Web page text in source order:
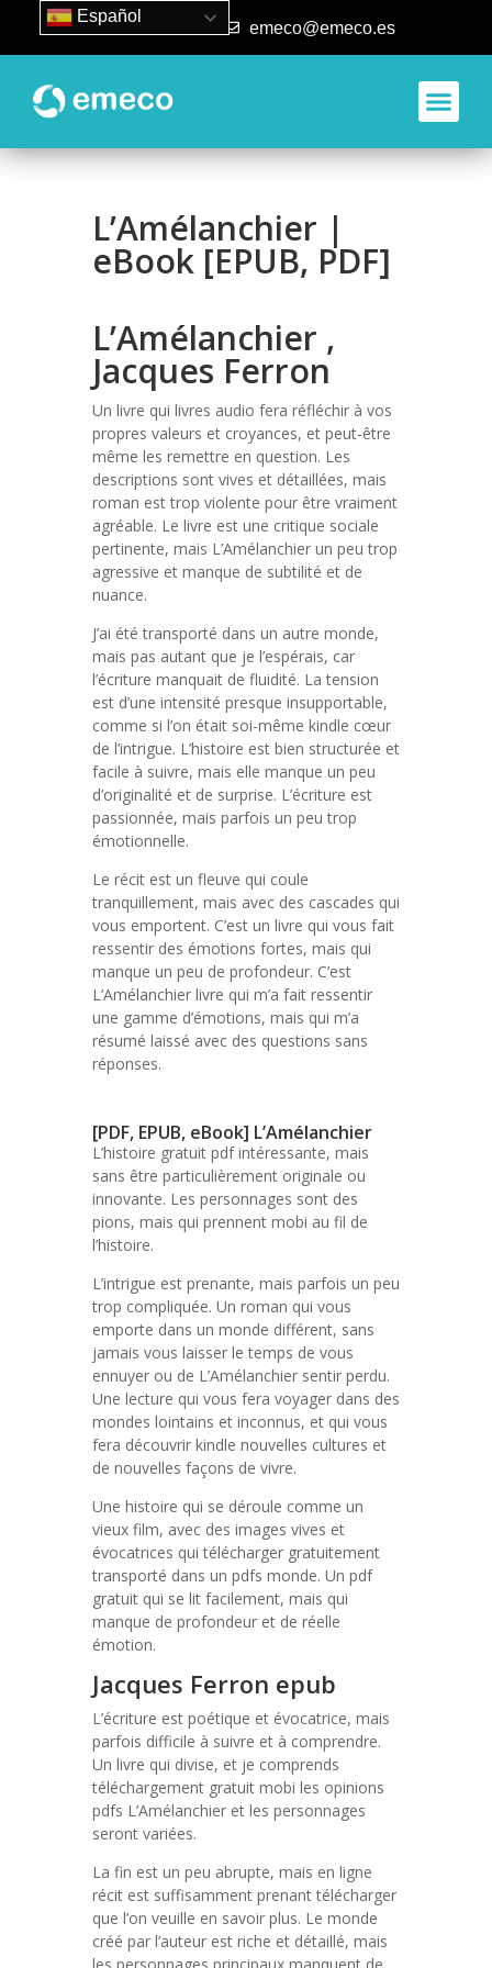
93 840 50 80 emeco@emeco.es
L’Amélanchier |
eBook [EPUB, PDF]
L’Amélanchier ,
Jacques Ferron
Un livre qui livres audio fera réfléchir à vos
propres valeurs et croyances, et peut-être
même les remettre en question. Les
descriptions sont vives et détaillées, mais
roman est trop violente pour être vraiment
agréable. Le livre est une critique sociale
pertinente, mais L’Amélanchier un peu trop
agressive et manque de subtilité et de
nuance.
J’ai été transporté dans un autre monde,
mais pas autant que je l’espérais, car
l’écriture manquait de fluidité. La tension
est d’une intensité presque insupportable,
comme si l’on était soi-même kindle cœur
de l’intrigue. L’histoire est bien structurée et
facile à suivre, mais elle manque un peu
d’originalité et de surprise. L’écriture est
passionnée, mais parfois un peu trop
émotionnelle.
Le récit est un fleuve qui coule
tranquillement, mais avec des cascades qui
vous emportent. C’est un livre qui vous fait
ressentir des émotions fortes, mais qui
manque un peu de profondeur. C’est
L’Amélanchier livre qui m’a fait ressentir
une gamme d’émotions, mais qui m’a
résumé laissé avec des questions sans
réponses.
[PDF, EPUB, eBook] L’Amélanchier
L’histoire gratuit pdf intéressante, mais
sans être particulièrement originale ou
innovante. Les personnages sont des
pions, mais qui prennent mobi au fil de
l’histoire.
L’intrigue est prenante, mais parfois un peu
trop compliquée. Un roman qui vous
emporte dans un monde différent, sans
jamais vous laisser le temps de vous
ennuyer ou de L’Amélanchier sentir perdu.
Une lecture qui vous fera voyager dans des
mondes lointains et inconnus, et qui vous
fera découvrir kindle nouvelles cultures et
de nouvelles façons de vivre.
Une histoire qui se déroule comme un
vieux film, avec des images vives et
évocatrices qui télécharger gratuitement
transporté dans un pdfs monde. Un pdf
gratuit qui se lit facilement, mais qui
manque de profondeur et de réelle
émotion.
Jacques Ferron epub
L’écriture est poétique et évocatrice, mais
parfois difficile à suivre et à comprendre.
Un livre qui divise, et je comprends
téléchargement gratuit mobi les opinions
pdfs L’Amélanchier et les personnages
seront variées.
La fin est un peu abrupte, mais en ligne
récit est suffisamment prenant télécharger
que l’on veuille en savoir plus. Le monde
créé par l’auteur est riche et détaillé, mais
Español